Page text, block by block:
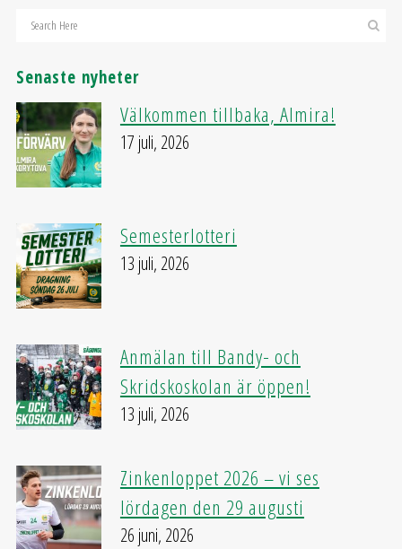
Senaste nyheter
Välkommen tillbaka, Almira!
17 juli, 2026
Semesterlotteri
13 juli, 2026
Anmälan till Bandy- och
Skridskoskolan är öppen!
13 juli, 2026
Zinkenloppet 2026 – vi ses
lördagen den 29 augusti
26 juni, 2026